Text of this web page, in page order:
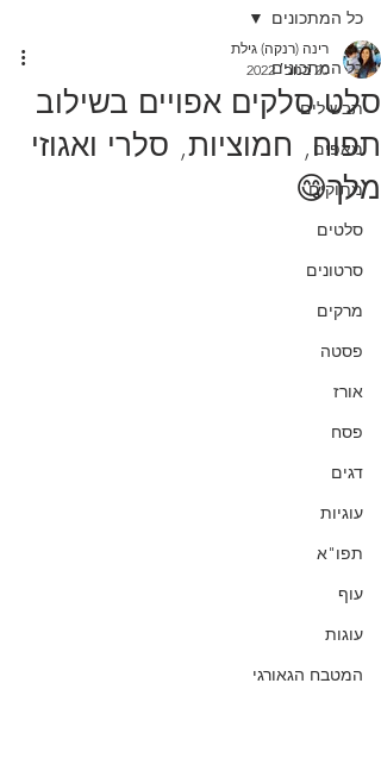
כל המתכונים
תבשילים
מאפים
מתוקים
סלטים
סרטונים
מרקים
פסטה
אורז
פסח
דגים
עוגיות
תפו"א
עוף
עוגות
המטבח הגאורגי
כל המתכונים
סלט סלקים אפויים בשילוב
תפוח, חמוציות, סלרי ואגוזי
מלך😋
רינה (רנקה) גילת
20 בנוב׳ 2022